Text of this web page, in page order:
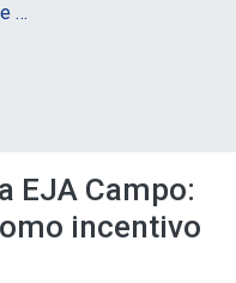
02. Unidade Acadêmica de Educação a Distância e Tecnologia (UAEADTec)
EJA Campo:
incentivo